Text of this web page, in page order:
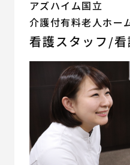
アズハイム国立
介護付有料老人ホー
看護スタッフ/看